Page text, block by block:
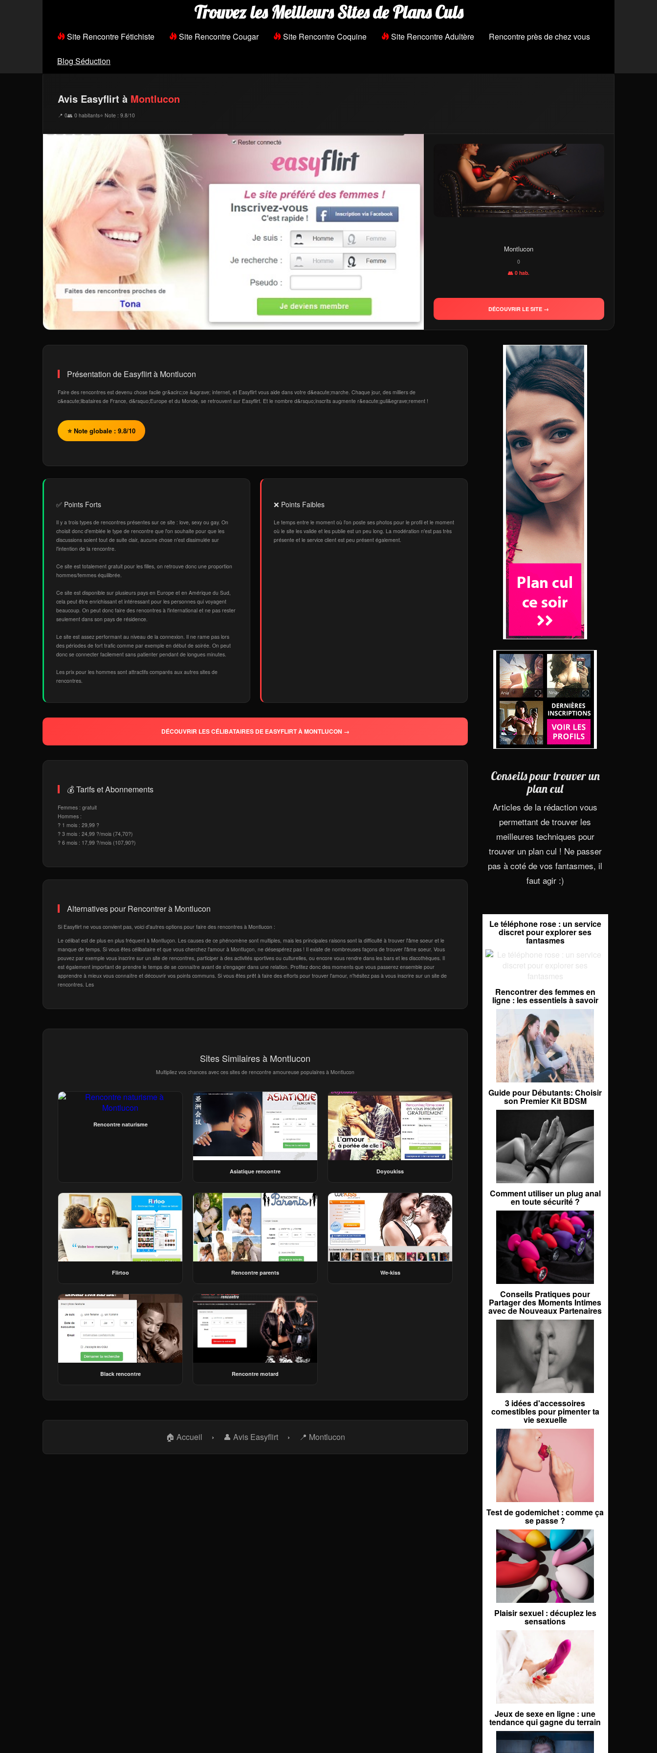
Trouvez les Meilleurs Sites de Plans Culs
Site Rencontre Fétichiste Site Rencontre Cougar Site Rencontre Coquine Site Rencontre Adultère Rencontre près de chez vous
Blog Séduction
Avis Easyflirt à Montlucon
📍 0👥 0 habitants⭐ Note : 9.8/10
Montlucon
0
👥 0 hab.
DÉCOUVRIR LE SITE →
Présentation de Easyflirt à Montlucon
Faire des rencontres est devenu chose facile gr&acirc;ce &agrave; internet, et Easyflirt vous aide dans votre d&eacute;marche. Chaque jour, des milliers de
c&eacute;libataires de France, d&rsquo;Europe et du Monde, se retrouvent sur Easyflirt. Et le nombre d&rsquo;inscrits augmente r&eacute;guli&egrave;rement !
⭐ Note globale : 9.8/10
✅ Points Forts
Il y a trois types de rencontres présentes sur ce site : love, sexy ou gay. On
choisit donc d'emblée le type de rencontre que l'on souhaite pour que les
discussions soient tout de suite clair, aucune chose n'est dissimulée sur
l'intention de la rencontre.
Ce site est totalement gratuit pour les filles, on retrouve donc une proportion
hommes/femmes équilibrée.
Ce site est disponible sur plusieurs pays en Europe et en Amérique du Sud,
cela peut être enrichissant et intéressant pour les personnes qui voyagent
beaucoup. On peut donc faire des rencontres à l'international et ne pas rester
seulement dans son pays de résidence.
Le site est assez performant au niveau de la connexion. Il ne rame pas lors
des périodes de fort trafic comme par exemple en début de soirée. On peut
donc se connecter facilement sans patienter pendant de longues minutes.
Les prix pour les hommes sont attractifs comparés aux autres sites de
rencontres.
❌ Points Faibles
Le temps entre le moment où l'on poste ses photos pour le profil et le moment
où le site les valide et les publie est un peu long. La modération n'est pas très
présente et le service client est peu présent également.
DÉCOUVRIR LES CÉLIBATAIRES DE EASYFLIRT À MONTLUCON →
💰 Tarifs et Abonnements
Femmes : gratuit
Hommes :
? 1 mois : 29,99 ?
? 3 mois : 24,99 ?/mois (74,70?)
? 6 mois : 17,99 ?/mois (107,90?)
Alternatives pour Rencontrer à Montlucon
Si Easyflirt ne vous convient pas, voici d'autres options pour faire des rencontres à Montlucon :
Le célibat est de plus en plus fréquent à Montluçon. Les causes de ce phénomène sont multiples, mais les principales raisons sont la difficulté à trouver l'âme soeur et le
manque de temps. Si vous êtes célibataire et que vous cherchez l'amour à Montluçon, ne désespérez pas ! Il existe de nombreuses façons de trouver l'âme soeur. Vous
pouvez par exemple vous inscrire sur un site de rencontres, participer à des activités sportives ou culturelles, ou encore vous rendre dans les bars et les discothèques. Il
est également important de prendre le temps de se connaître avant de s'engager dans une relation. Profitez donc des moments que vous passerez ensemble pour
apprendre à mieux vous connaître et découvrir vos points communs. Si vous êtes prêt à faire des efforts pour trouver l'amour, n'hésitez pas à vous inscrire sur un site de
rencontres. Les
Sites Similaires à Montlucon
Multipliez vos chances avec ces sites de rencontre amoureuse populaires à Montlucon
Rencontre naturisme
Asiatique rencontre Doyoukiss
Flirtoo Rencontre parents We-kiss
Black rencontre Rencontre motard
🏠 Accueil › 👤 Avis Easyflirt › 📍 Montlucon
Conseils pour trouver un
plan cul
Articles de la rédaction vous
permettant de trouver les
meilleures techniques pour
trouver un plan cul ! Ne passer
pas à coté de vos fantasmes, il
faut agir :)
Le téléphone rose : un service
discret pour explorer ses
fantasmes
Rencontrer des femmes en
ligne : les essentiels à savoir
Guide pour Débutants: Choisir
son Premier Kit BDSM
Comment utiliser un plug anal
en toute sécurité ?
Conseils Pratiques pour
Partager des Moments Intimes
avec de Nouveaux Partenaires
3 idées d'accessoires
comestibles pour pimenter ta
vie sexuelle
Test de godemichet : comme ça
se passe ?
Plaisir sexuel : décuplez les
sensations
Jeux de sexe en ligne : une
tendance qui gagne du terrain